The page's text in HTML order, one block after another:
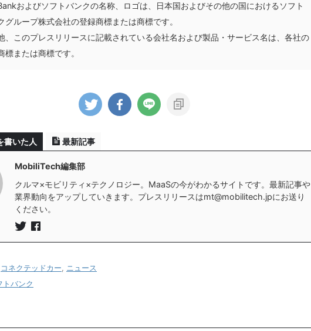
およびソフトバンクの名称、ロゴは、日本国およびその他の国におけるソフト
グループ株式会社の登録商標または商標です。
、このプレスリリースに記載されている会社名および製品・サービス名は、各社の
標または商標です。
書いた人 最新記事
MobiliTech編集部
クルマ×モビリティ×テクノロジー。MaaSの今がわかるサイトです。最新記事や
業界動向をアップしていきます。プレスリリースはmt@mobilitech.jpにお送り
ください。
コネクテッドカー, ニュース
トバンク